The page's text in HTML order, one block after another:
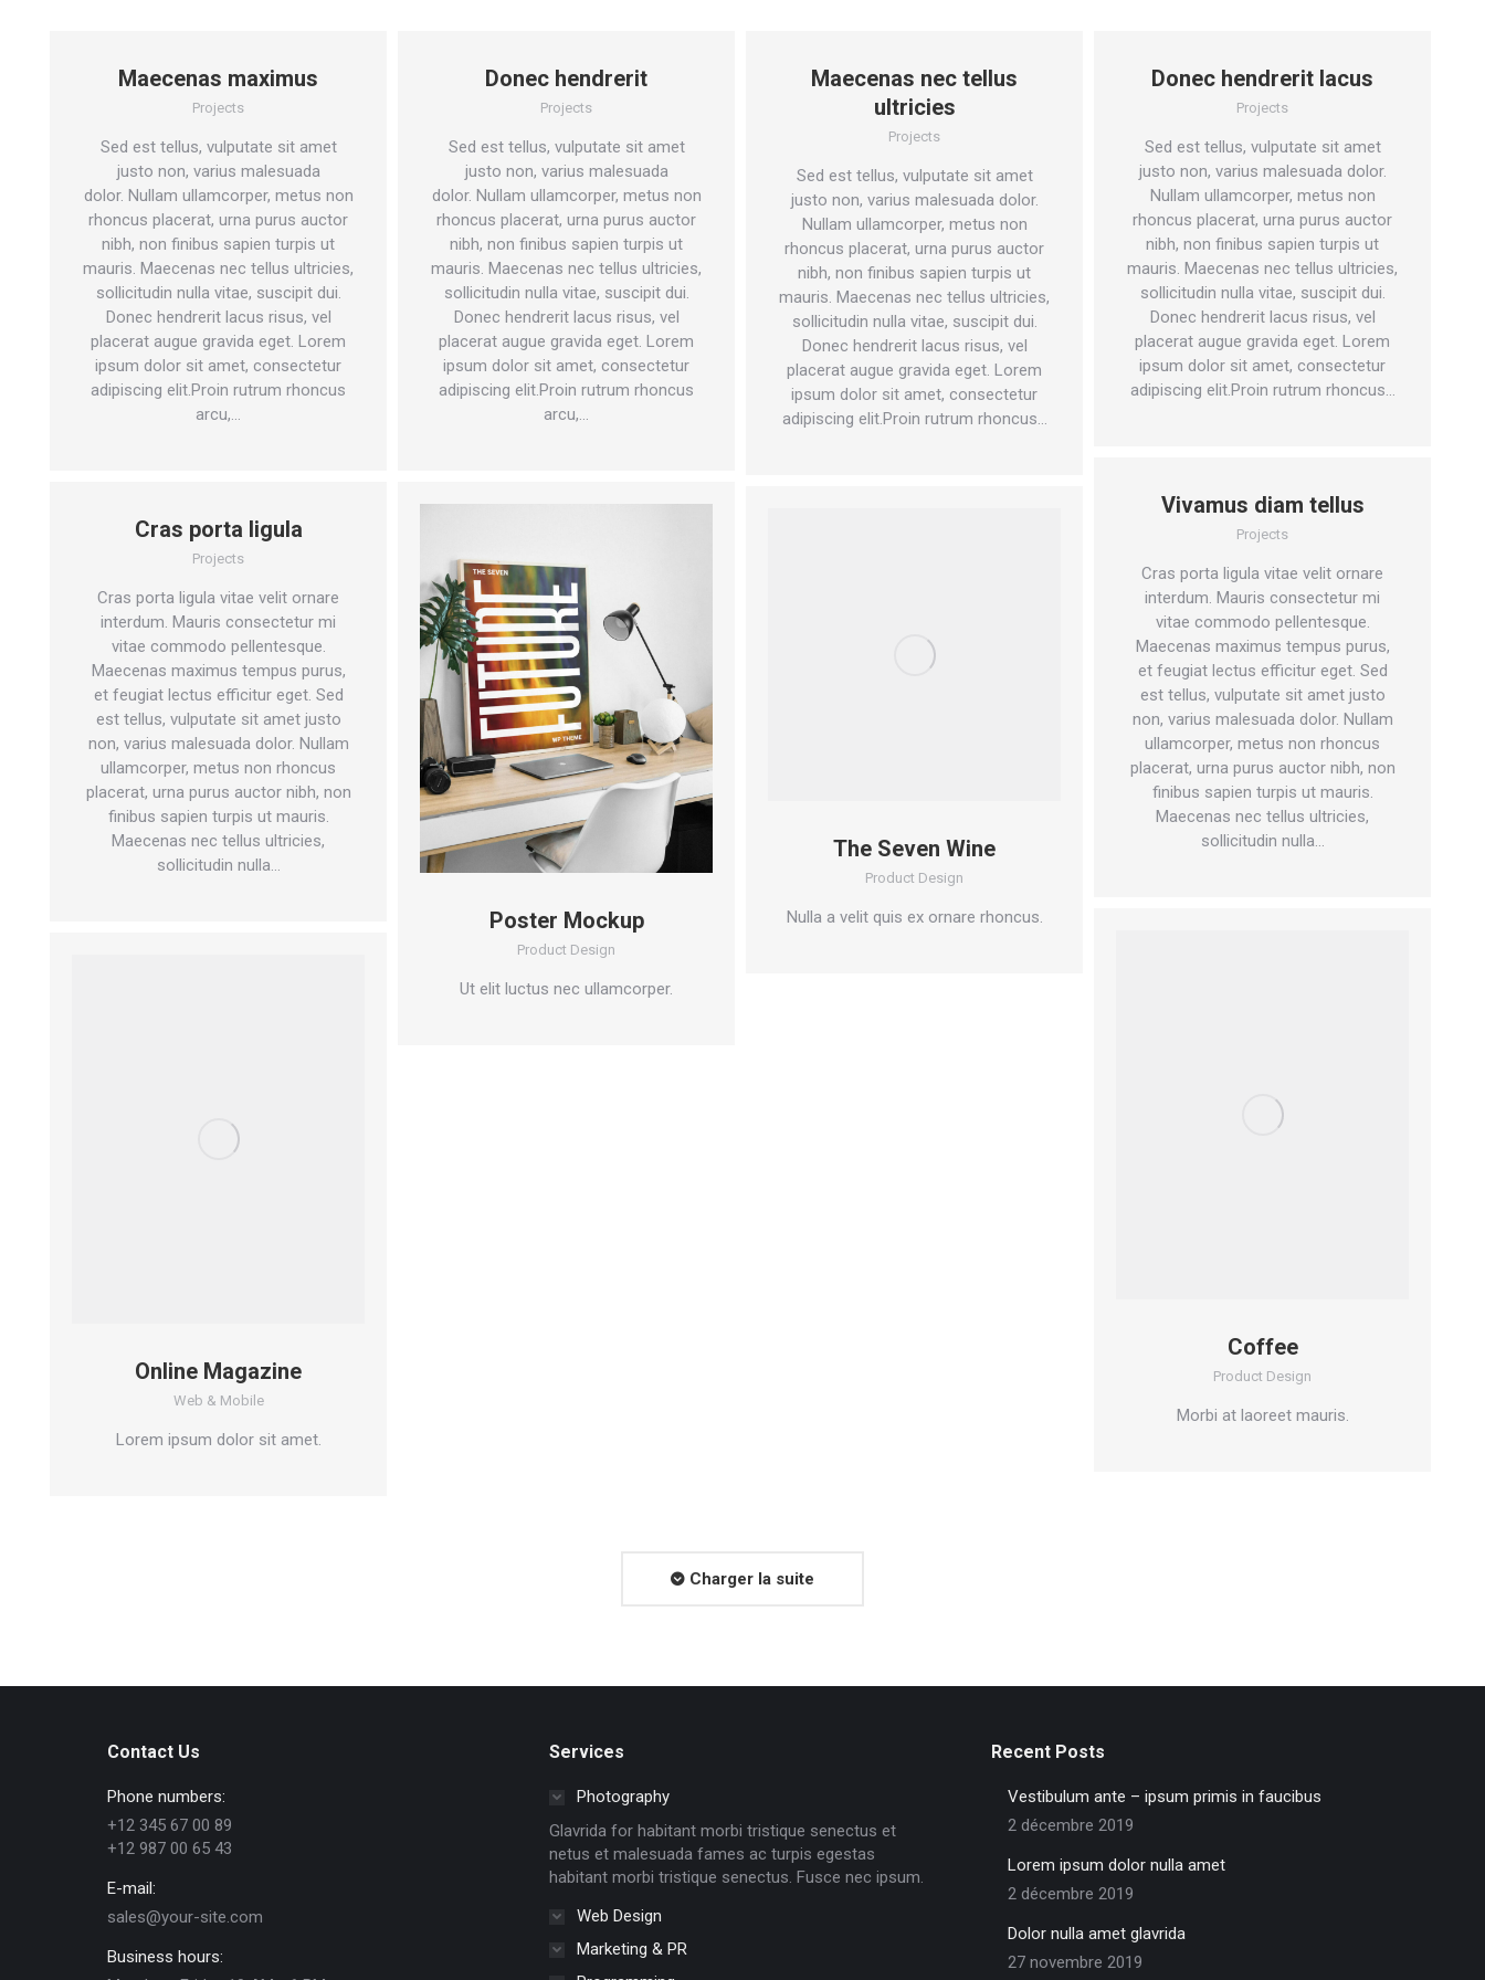
Maecenas maximus
Projects
Sed est tellus, vulputate sit amet
justo non, varius malesuada
dolor. Nullam ullamcorper, metus non
rhoncus placerat, urna purus auctor
nibh, non finibus sapien turpis ut
mauris. Maecenas nec tellus ultricies,
sollicitudin nulla vitae, suscipit dui.
Donec hendrerit lacus risus, vel
placerat augue gravida eget. Lorem
ipsum dolor sit amet, consectetur
adipiscing elit.Proin rutrum rhoncus
arcu,…
Donec hendrerit
Projects
Sed est tellus, vulputate sit amet
justo non, varius malesuada
dolor. Nullam ullamcorper, metus non
rhoncus placerat, urna purus auctor
nibh, non finibus sapien turpis ut
mauris. Maecenas nec tellus ultricies,
sollicitudin nulla vitae, suscipit dui.
Donec hendrerit lacus risus, vel
placerat augue gravida eget. Lorem
ipsum dolor sit amet, consectetur
adipiscing elit.Proin rutrum rhoncus
arcu,…
Maecenas nec tellus
ultricies
Projects
Sed est tellus, vulputate sit amet
justo non, varius malesuada dolor.
Nullam ullamcorper, metus non
rhoncus placerat, urna purus auctor
nibh, non finibus sapien turpis ut
mauris. Maecenas nec tellus ultricies,
sollicitudin nulla vitae, suscipit dui.
Donec hendrerit lacus risus, vel
placerat augue gravida eget. Lorem
ipsum dolor sit amet, consectetur
adipiscing elit.Proin rutrum rhoncus…
Donec hendrerit lacus
Projects
Sed est tellus, vulputate sit amet
justo non, varius malesuada dolor.
Nullam ullamcorper, metus non
rhoncus placerat, urna purus auctor
nibh, non finibus sapien turpis ut
mauris. Maecenas nec tellus ultricies,
sollicitudin nulla vitae, suscipit dui.
Donec hendrerit lacus risus, vel
placerat augue gravida eget. Lorem
ipsum dolor sit amet, consectetur
adipiscing elit.Proin rutrum rhoncus…
Vivamus diam tellus
Projects
Cras porta ligula vitae velit ornare
interdum. Mauris consectetur mi
vitae commodo pellentesque.
Maecenas maximus tempus purus,
et feugiat lectus efficitur eget. Sed
est tellus, vulputate sit amet justo
non, varius malesuada dolor. Nullam
ullamcorper, metus non rhoncus
placerat, urna purus auctor nibh, non
finibus sapien turpis ut mauris.
Maecenas nec tellus ultricies,
sollicitudin nulla…
Cras porta ligula
Projects
Cras porta ligula vitae velit ornare
interdum. Mauris consectetur mi
vitae commodo pellentesque.
Maecenas maximus tempus purus,
et feugiat lectus efficitur eget. Sed
est tellus, vulputate sit amet justo
non, varius malesuada dolor. Nullam
ullamcorper, metus non rhoncus
placerat, urna purus auctor nibh, non
finibus sapien turpis ut mauris.
Maecenas nec tellus ultricies,
sollicitudin nulla…
Poster Mockup
Product Design
Ut elit luctus nec ullamcorper.
The Seven Wine
Product Design
Nulla a velit quis ex ornare rhoncus.
Coffee
Product Design
Morbi at laoreet mauris.
Online Magazine
Web & Mobile
Lorem ipsum dolor sit amet.
Charger la suite
Contact Us
Phone numbers:
+12 345 67 00 89
+12 987 00 65 43
E-mail:
sales@your-site.com
Business hours:
Services
Photography
Glavrida for habitant morbi tristique senectus et
netus et malesuada fames ac turpis egestas
habitant morbi tristique senectus. Fusce nec ipsum.
Web Design
Marketing & PR
Recent Posts
Vestibulum ante – ipsum primis in faucibus
2 décembre 2019
Lorem ipsum dolor nulla amet
2 décembre 2019
Dolor nulla amet glavrida
27 novembre 2019